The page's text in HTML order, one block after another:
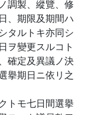
調製、縱覽、修
、期限及期間ハ
タルトキ亦同シ
ヲ變更スルコト
確定及異議ノ決
擧期日ニ依リ之
トモ七日間選擧